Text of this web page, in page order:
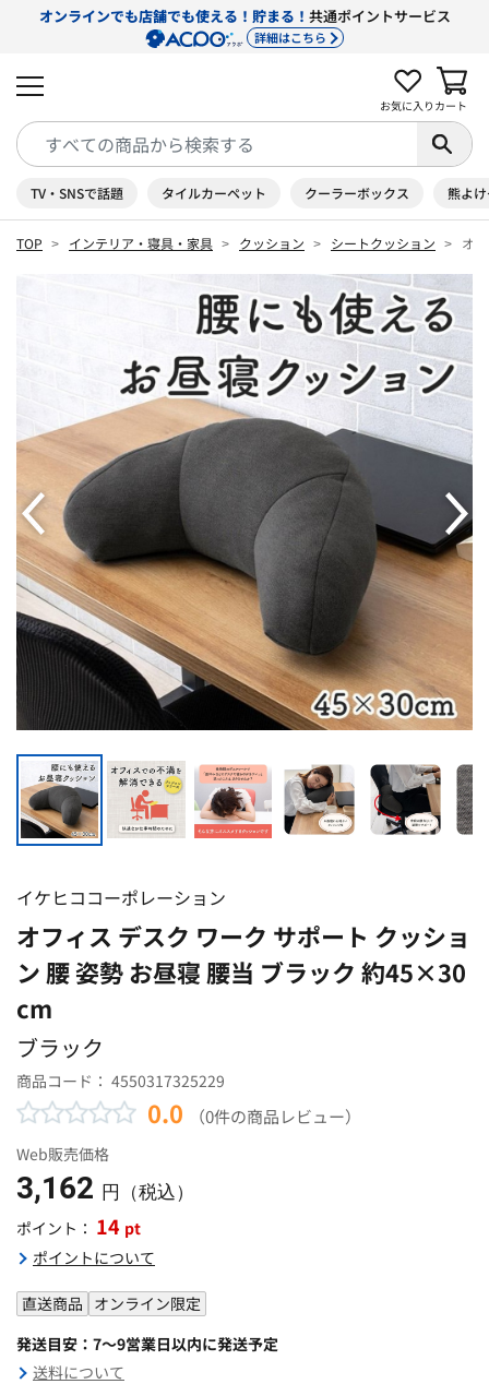
オンラインでも店舗でも使える！貯まる！ 共通ポイントサービス
詳細はこちら
お気に入り カート
TV・SNSで話題 タイルカーペット クーラーボックス 熊よ
TOP インテリア・寝具・家具 クッション シートクッション オ
イケヒココーポレーション
オフィス デスク ワーク サポート クッショ
ン 腰 姿勢 お昼寝 腰当 ブラック 約45×30
cm
ブラック
商品コード： 4550317325229
0.0 （0件の商品レビュー）
Web販売価格
3,162 円（税込）
ポイント： 14 pt
ポイントについて
直送商品 オンライン限定
発送目安：7～9営業日以内に発送予定
送料について